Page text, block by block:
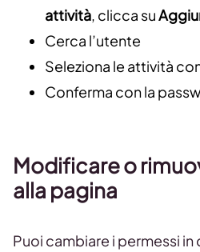
attività, clicca su
Cerca l’utente
Seleziona le attività
Conferma con la
Modificare o
alla pagina
Puoi cambiare i permessi